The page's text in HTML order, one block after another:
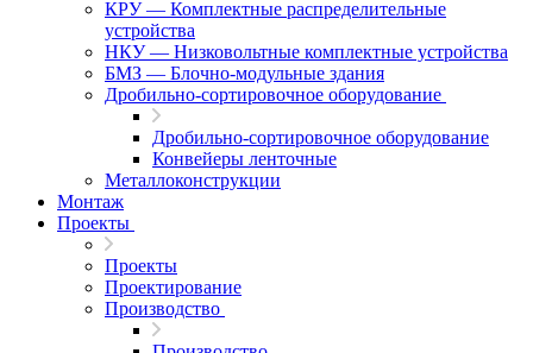
КРУ — Комплектные распределительные
устройства
НКУ — Низковольтные комплектные устройства
БМЗ — Блочно-модульные здания
Дробильно-сортировочное оборудование
Дробильно-сортировочное оборудование
Конвейеры ленточные
Металлоконструкции
Монтаж
Проекты
Проекты
Проектирование
Производство